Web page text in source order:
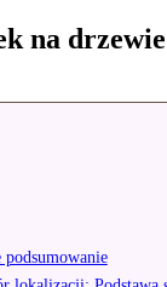
na